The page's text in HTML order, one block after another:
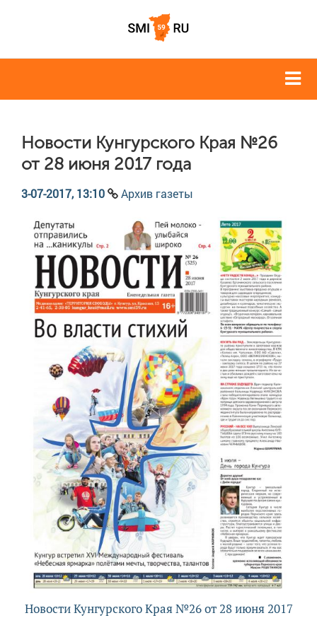
Новости Кунгурского Края №26
от 28 июня 2017 года
3-07-2017, 13:10 Архив газеты
Новости Кунгурского Края №26 от 28 июня 2017